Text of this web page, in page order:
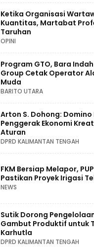
Ketika Organisasi
Kuantitas, Martabat
Taruhan
OPINI
Program GTO, Bara
Group Cetak Operator
Muda
BARITO UTARA
Arton S. Dohong: Domino
Penggerak Ekonomi
Aturan
DPRD KALIMANTAN TENGAH
FKM Bersiap Melapor,
Pastikan Proyek Irigasi
NEWS
Sutik Dorong
Gambut Produktif untuk
Karhutla
DPRD KALIMANTAN TENGAH